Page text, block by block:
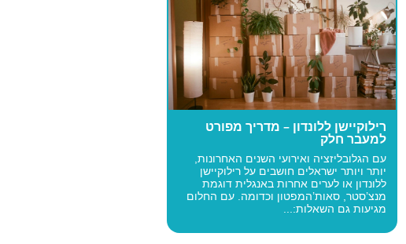
רילוקיישן ללונדון – מדריך מפורט
למעבר חלק
עם הגלובליזציה ואירועי השנים האחרונות,
יותר ויותר ישראלים חושבים על רילוקיישן
ללונדון או לערים אחרות באנגלית דוגמת
מנצ’סטר, סאות’המפטון וכדומה. עם החלום
מגיעות גם השאלות:...